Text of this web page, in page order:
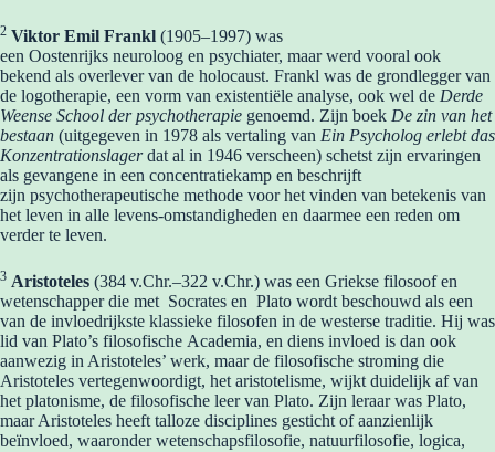
2 Viktor Emil Frankl (1905–1997) was
een Oostenrijks neuroloog en psychiater, maar werd vooral ook
bekend als overlever van de holocaust. Frankl was de grondlegger van
de logotherapie, een vorm van existentiële analyse, ook wel de Derde
Weense School der psychotherapie genoemd. Zijn boek De zin van het
bestaan (uitgegeven in 1978 als vertaling van Ein Psycholog erlebt das
Konzentrationslagerdat al in 1946 verscheen) schetst zijn ervaringen
als gevangene in een concentratiekamp en beschrijft
zijn psychotherapeutische methode voor het vinden van betekenis van
het leven in alle levens-omstandigheden en daarmee een reden om
verder te leven.
3 Aristoteles (384 v.Chr.–322 v.Chr.) was een Griekse filosoof en
wetenschapper die met Socrates en Plato wordt beschouwd als een
van de invloedrijkste klassieke filosofen in de westerse traditie. Hij was
lid van Plato’s filosofische Academia, en diens invloed is dan ook
aanwezig in Aristoteles’ werk, maar de filosofische stroming die
Aristoteles vertegenwoordigt, het aristotelisme, wijkt duidelijk af van
het platonisme, de filosofische leer van Plato. Zijn leraar was Plato,
maar Aristoteles heeft talloze disciplines gesticht of aanzienlijk
beïnvloed, waaronder wetenschapsfilosofie, natuurfilosofie, logica,